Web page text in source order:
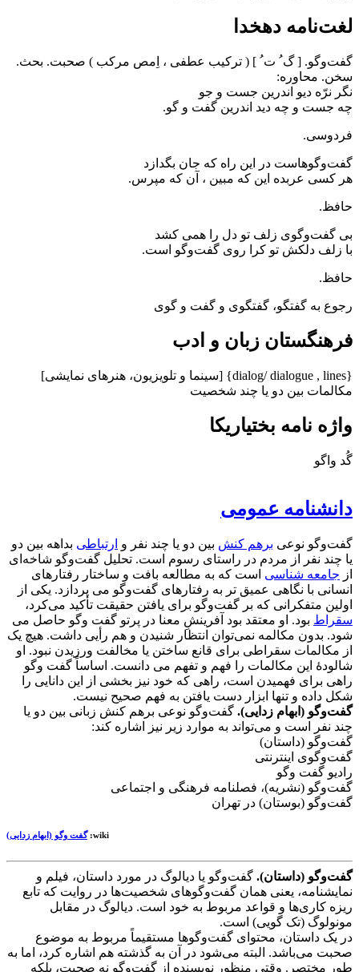
لغت‌نامه دهخدا
گفت‌و‌گو. [ گ ُ ت ُ ] ( ترکیب عطفی ، اِمص مرکب ) صحبت. بحث.
سخن. محاوره‌:
نگر نرّه دیو اندرین جست و جو
چه جست و چه دید اندرین گفت و گو.
فردوسی.
گفت‌و‌گوهاست در این راه که جان بگدازد
هر کسی عربده این که مبین ، آن که مپرس.
حافظ.
بی گفت‌و‌گوی زلف تو دل را همی کشد
با زلف دلکش تو کرا روی گفت‌و‌گو است.
حافظ.
رجوع به گفتگو، گفتگوی و گفت و گوی
فرهنگستان زبان و ادب
{dialog/ dialogue , lines} [سینما و تلویزیون، هنرهای نمایشی]
مکالمات بین دو یا چند شخصیت
واژه نامه بختیاریکا
گُد واگو
دانشنامه عمومی
گفت‌وگو نوعی برهم کنش بین دو یا چند نفر و ارتباطی بداهه بین دو
یا چند نفر از مردم در راستای رسوم است. تحلیل گفت‌وگو شاخه‌ای
از جامعه شناسی است که به مطالعه بافت و ساختار رفتارهای
انسانی با نگاهی عمیق تر به رفتارهای گفت‌وگو می پردازد. یکی از
اولین متفکرانی که بر گفت‌وگو برای یافتن حقیقت تأکید می‌کرد،
سقراط بود. او معتقد بود آفرینشِ معنا در پرتو گفت وگو حاصل می
شود. بدون مکالمه نمی‌توان انتظار شنیدن و هم رأیی داشت. هیچ یک
از مکالمات سقراطی برای قانع ساختن یا مخالفت ورزیدن نبود. او
شالودهٔ این مکالمات را فهم و تفهم می دانست. اساساً گفت وگو
راهی برای فهمیدن است، راهی که خود نیز بخشی از این دانایی را
شکل داده و تنها ابزار دست یافتن به فهم صحیح نیست.
گفت‌وگو (ابهام زدایی). گفت‌وگو نوعی برهم کنش زبانی بین دو یا
چند نفر است و می‌تواند به موارد زیر نیز اشاره کند:
گفت‌وگو (داستان)
گفت‌وگوی اینترنتی
رادیو گفت وگو
گفت‌وگو (نشریه)، فصلنامه فرهنگی و اجتماعی
گفت‌وگو (بوستان) در تهران
wiki: گفت وگو (ابهام زدایی)
گفت‌وگو (داستان). گفت‌وگو یا دیالوگ در مورد داستان، فیلم و
نمایشنامه، یعنی همان گفت‌وگوهای شخصیت‌ها در روایت که تابع
ریزه کاری‌ها و قواعد مربوط به خود است. دیالوگ در مقابل
مونولوگ (تک گویی) است.
در یک داستان، محتوای گفت‌وگوها مستقیماً مربوط به موضوع
صحبت می‌باشد. البته می‌شود در آن به گذشته هم اشاره کرد، اما به
طور مختصر. وقتی منظور نویسنده از گفت‌وگو نه صحبت، بلکه